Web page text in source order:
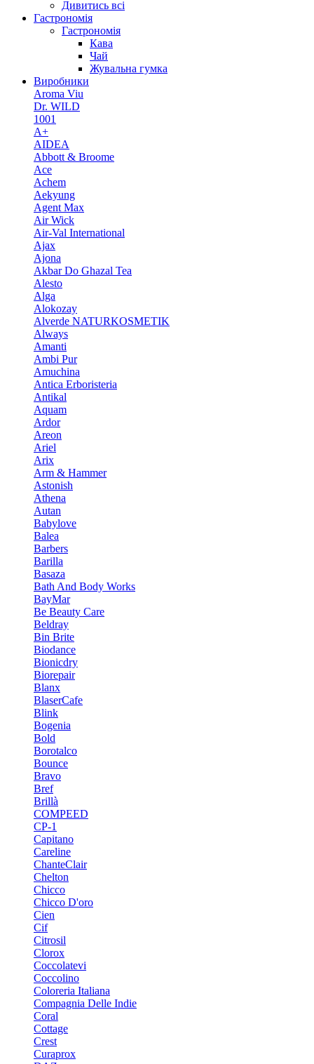
Дивитись всі
Гастрономія
Гастрономія
Кава
Чай
Жувальна гумка
Виробники
Aroma Viu
Dr. WILD
1001
A+
AIDEA
Abbott & Broome
Ace
Achem
Aekyung
Agent Max
Air Wick
Air-Val International
Ajax
Ajona
Akbar Do Ghazal Tea
Alesto
Alga
Alokozay
Alverde NATURKOSMETIK
Always
Amanti
Ambi Pur
Amuchina
Antica Erboristeria
Antikal
Aquam
Ardor
Areon
Ariel
Arix
Arm & Hammer
Astonish
Athena
Autan
Babylove
Balea
Barbers
Barilla
Basaza
Bath And Body Works
BayMar
Be Beauty Care
Beldray
Bin Brite
Biodance
Bionicdry
Biorepair
Blanx
BlaserCafe
Blink
Bogenia
Bold
Borotalco
Bounce
Bravo
Bref
Brillà
COMPEED
CP-1
Capitano
Careline
ChanteСlair
Chelton
Chicco
Chicco D'oro
Cien
Cif
Citrosil
Clorox
Coccolatevi
Coccolino
Coloreria Italiana
Compagnia Delle Indie
Coral
Cottage
Crest
Curaprox